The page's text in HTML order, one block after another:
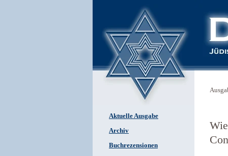
Aktuelle Ausgabe
Archiv
Buchrezensionen